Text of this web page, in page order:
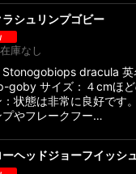
ラシュリンプゴビー
庫なし
Stonogobiops dracula 英
goby サイズ：４cmほど
：状態は非常に良好です
プやフレークフー…
ーヘッドジョーフイッシ